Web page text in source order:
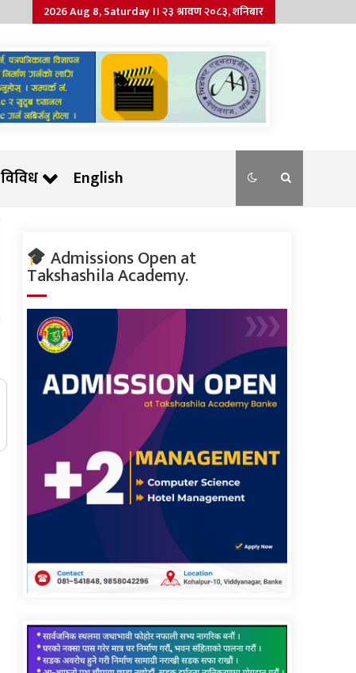
2026 Aug 8, Saturday ।। २३ श्रावण २०८३, शनिबार
विविध English
Admissions Open at
Takshashila Academy.